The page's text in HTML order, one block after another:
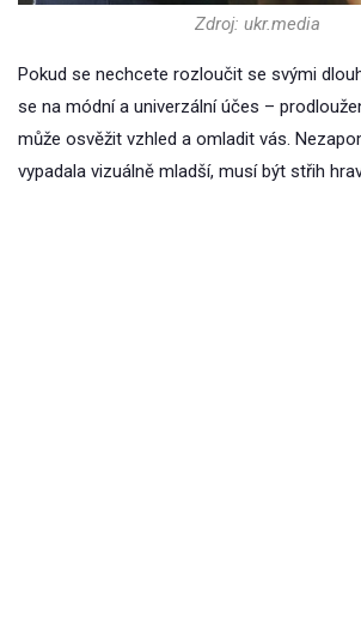
Zdroj: ukr.media
Pokud se nechcete rozloučit se svými
se na módní a univerzální účes –
může osvěžit vzhled a omladit vás.
vypadala vizuálně mladší, musí být střih